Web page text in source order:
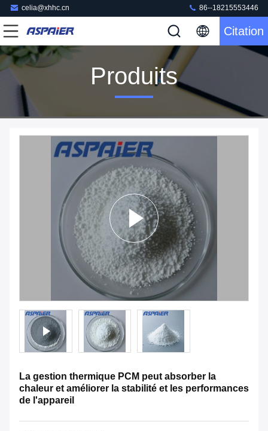
celia@xhhc.cn 86--18215553446
Citation
Produits
La gestion thermique PCM peut absorber la
chaleur et améliorer la stabilité et les performances
de l'appareil